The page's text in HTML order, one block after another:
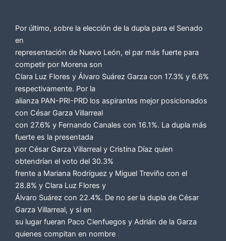
Por último, sobre la elección de la dupla para el Senado
en
representación de Nuevo León, el par más fuerte para
competir por Morena son
Clara Luz Flores y Álvaro Suárez Garza con 17.3% y 6.6%
respectivamente. Por la
alianza PAN-PRI-PRD los aspirantes mejor posicionados
con César Garza Villarreal
con 27.6% y Fernando Canales con 16.1%. La dupla más
fuerte es la presentada
por César Garza Villarreal y Cristina Díaz quien
obtendrían el voto del 30.3%
frente a Mariana Rodríguez y Miguel Treviño con el
28.8% y Clara Luz Flores y
Álvaro Suárez con 22.4%. De no ser la dupla de César
Garza Villarreal, y si en
su lugar fueran Paco Cienfuegos y Adrián de la Garza
quienes compitan en nombre